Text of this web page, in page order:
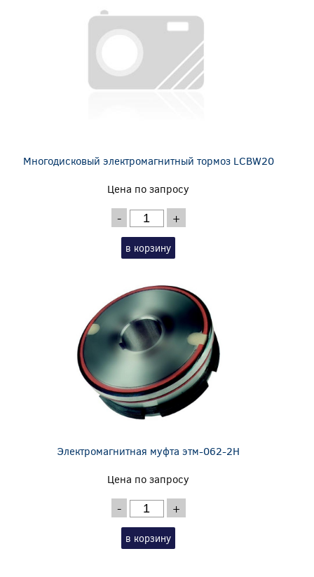
Многодисковый электромагнитный тормоз LCBW20
Цена по запросу
- +
в корзину
Электромагнитная муфта этм-062-2Н
Цена по запросу
- +
в корзину